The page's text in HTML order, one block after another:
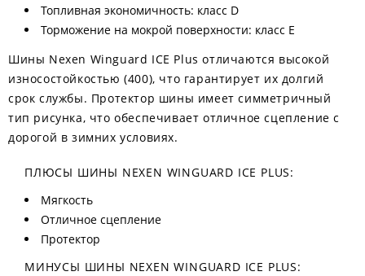
Топливная экономичность: класс D
Торможение на мокрой поверхности: класс E
Шины Nexen Winguard ICE Plus отличаются высокой
износостойкостью (400), что гарантирует их долгий
срок службы. Протектор шины имеет симметричный
тип рисунка, что обеспечивает отличное сцепление с
дорогой в зимних условиях.
ПЛЮСЫ ШИНЫ NEXEN WINGUARD ICE PLUS:
Мягкость
Отличное сцепление
Протектор
МИНУСЫ ШИНЫ NEXEN WINGUARD ICE PLUS: